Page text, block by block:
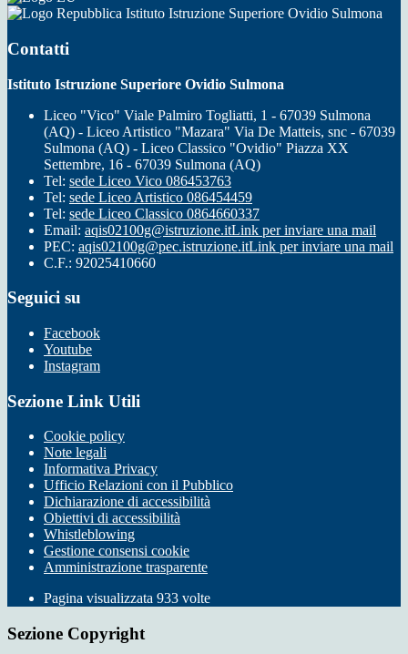
Istituto Istruzione Superiore Ovidio Sulmona
Contatti
Istituto Istruzione Superiore Ovidio Sulmona
Liceo "Vico" Viale Palmiro Togliatti, 1 - 67039 Sulmona
(AQ) - Liceo Artistico "Mazara" Via De Matteis, snc - 67039
Sulmona (AQ) - Liceo Classico "Ovidio" Piazza XX
Settembre, 16 - 67039 Sulmona (AQ)
Tel: sede Liceo Vico 086453763
Tel: sede Liceo Artistico 086454459
Tel: sede Liceo Classico 0864660337
Email: aqis02100g@istruzione.itLink per inviare una mail
PEC: aqis02100g@pec.istruzione.itLink per inviare una mail
C.F.: 92025410660
Seguici su
Facebook
Youtube
Instagram
Sezione Link Utili
Cookie policy
Note legali
Informativa Privacy
Ufficio Relazioni con il Pubblico
Dichiarazione di accessibilità
Obiettivi di accessibilità
Whistleblowing
Gestione consensi cookie
Amministrazione trasparente
Pagina visualizzata 933 volte
Sezione Copyright